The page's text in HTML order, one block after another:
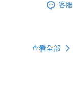
客服
查看全部